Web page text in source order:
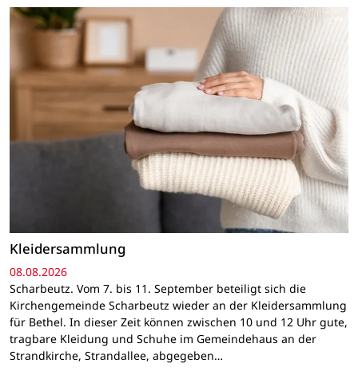
Kleidersammlung
08.08.2026
Scharbeutz. Vom 7. bis 11. September beteiligt sich die
Kirchengemeinde Scharbeutz wieder an der Kleidersammlung
für Bethel. In dieser Zeit können zwischen 10 und 12 Uhr gute,
tragbare Kleidung und Schuhe im Gemeindehaus an der
Strandkirche, Strandallee, abgegeben…